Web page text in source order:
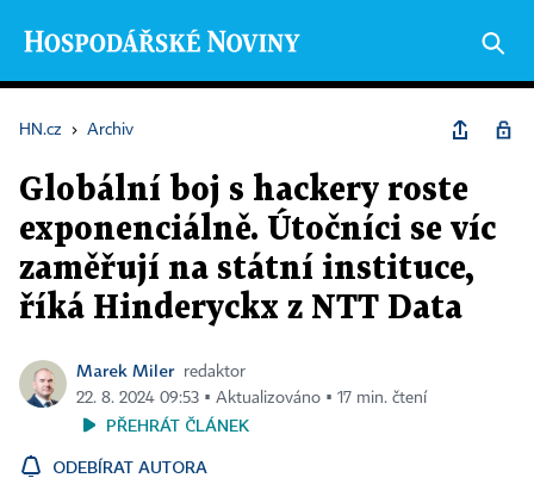
HN.cz › Archiv
Globální boj s hackery roste
exponenciálně. Útočníci se víc
zaměřují na státní instituce,
říká Hinderyckx z NTT Data
Marek Miler
redaktor
22. 8. 2024 09:53 ▪ Aktualizováno ▪ 17 min. čtení
PŘEHRÁT ČLÁNEK
ODEBÍRAT AUTORA